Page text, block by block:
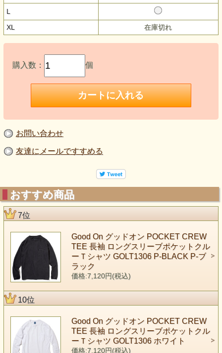
L
XL 在庫切れ
購入数： 個
お問い合わせ
友達にメールですすめる
おすすめ商品
7位
Good On グッドオン POCKET CREW
TEE 長袖 ロングスリーブポケットクル
ーＴシャツ GOLT1306 P-BLACK P-ブ
ラック
価格:7,120円(税込)
10位
Good On グッドオン POCKET CREW
TEE 長袖 ロングスリーブポケットクル
ーＴシャツ GOLT1306 ホワイト
価格:7,120円(税込)